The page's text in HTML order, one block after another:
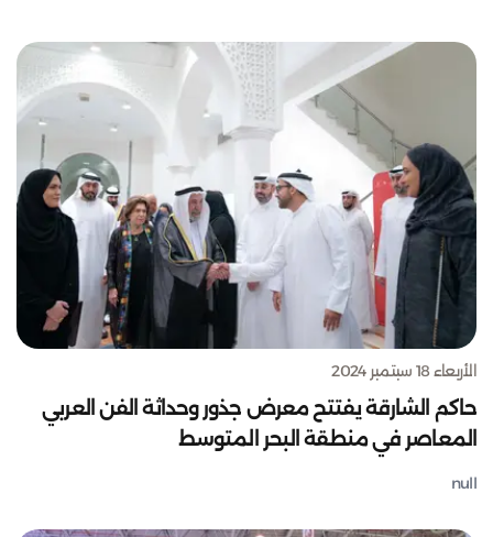
الأربعاء 18 سبتمبر 2024
حاكم الشارقة يفتتح معرض جذور وحداثة الفن العربي
المعاصر في منطقة البحر المتوسط
null